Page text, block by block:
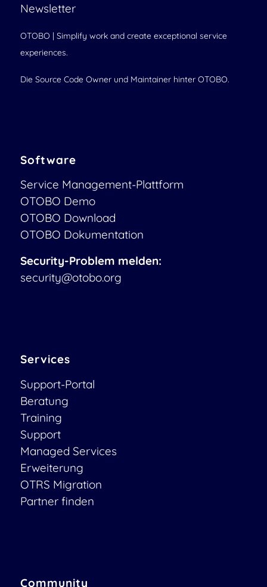
Newsletter
OTOBO | Simplify work and create exceptional service
experiences.
Die Source Code Owner und Maintainer hinter OTOBO.
Software
Service Management-Plattform
OTOBO Demo
OTOBO Download
OTOBO Dokumentation
Security-Problem melden:
security@otobo.org
Services
Support-Portal
Beratung
Training
Support
Managed Services
Erweiterung
OTRS Migration
Partner finden
Community